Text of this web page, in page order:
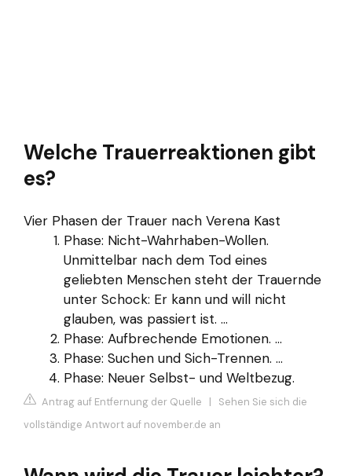
Welche Trauerreaktionen gibt
es?
Vier Phasen der Trauer nach Verena Kast
Phase: Nicht-Wahrhaben-Wollen.
Unmittelbar nach dem Tod eines
geliebten Menschen steht der Trauernde
unter Schock: Er kann und will nicht
glauben, was passiert ist. ...
Phase: Aufbrechende Emotionen. ...
Phase: Suchen und Sich-Trennen. ...
Phase: Neuer Selbst- und Weltbezug.
Antrag auf Entfernung der Quelle | Sehen Sie sich die
vollständige Antwort auf november.de an